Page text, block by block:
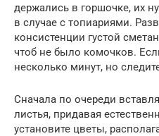
держались в горшочке, их
в случае с топиариями.
консистенции густой
чтоб не было комочков.
несколько минут, но
Сначала по очереди
листья, придавая
установите цветы,